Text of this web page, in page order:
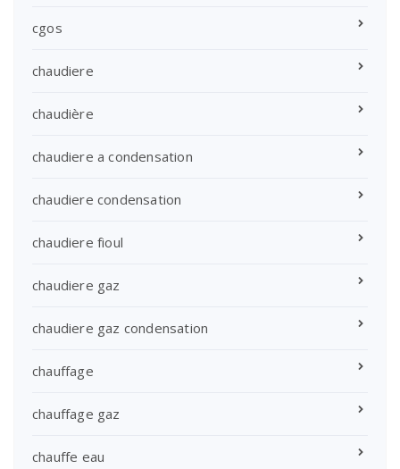
cgos
chaudiere
chaudière
chaudiere a condensation
chaudiere condensation
chaudiere fioul
chaudiere gaz
chaudiere gaz condensation
chauffage
chauffage gaz
chauffe eau